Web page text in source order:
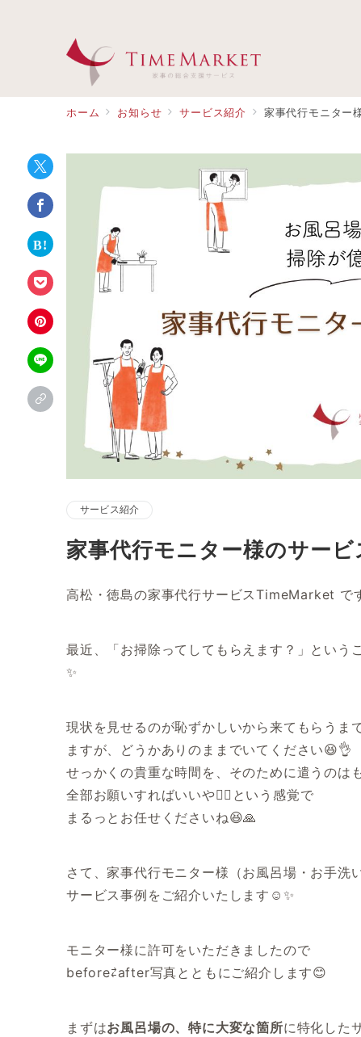
ホーム お知らせ サービス紹介 家事代行モニター
サービス紹介
家事代行モニター様のサー
高松・徳島の家事代行サービスTimeMarket で
最近、「お掃除ってしてもらえます？」という
✨
現状を見せるのが恥ずかしいから来てもらうま
ますが、どうかありのままでいてください😆👌
せっかくの貴重な時間を、そのために遣うのは
全部お願いすればいいや✌🏻という感覚で
まるっとお任せくださいね😆🙏
さて、家事代行モニター様（お風呂場・お手洗
サービス事例をご紹介いたします☺️✨
モニター様に許可をいただきましたので
before⇄after写真とともにご紹介します😊
まずはお風呂場の、特に大変な箇所に特化した